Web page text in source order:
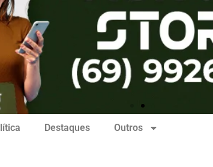
Destaques Outros